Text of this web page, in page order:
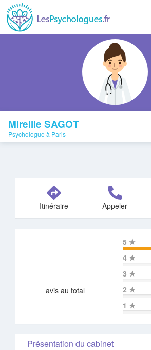
Mireille SAGOT
Psychologue à Paris
Itinéraire Appeler
avis au total
5 ★
4 ★
3 ★
2 ★
1 ★
Présentation du cabinet